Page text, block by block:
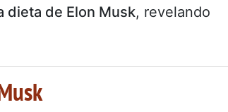
dieta de Elon Musk, revelando